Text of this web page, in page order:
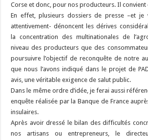
Corse et donc, pour nos producteurs. Il convient
En effet, plusieurs dossiers de presse –et
attentivement- dénoncent les dérives
la concentration des multinationales de
niveau des producteurs que des
poursuivre l’objectif de reconquête de notre
que nous l’avons indiqué dans le projet de
avis, une véritable exigence de salut public.
Dans le même ordre d’idée, je ferai aussi
enquête réalisée par la Banque de France
insulaires.
Après avoir dressé le bilan des difficultés
nos artisans ou entrepreneurs, le